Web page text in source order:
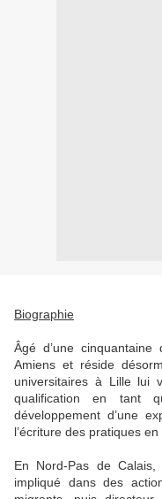
Biographie
Âgé d’une
Amiens et réside
universitaires à Lille lui
qualification en tant
développement d’une
l’écriture des pratiques en
En Nord-Pas de Calais,
impliqué dans des